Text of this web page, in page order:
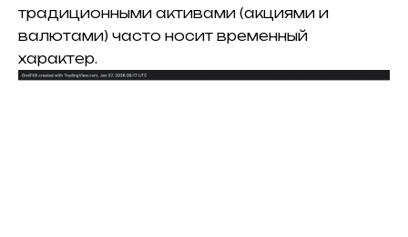
традиционными активами (акциями и
валютами) часто носит временный
характер.